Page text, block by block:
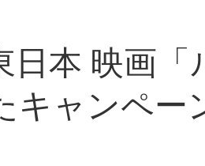
日本 映画
キャンペー